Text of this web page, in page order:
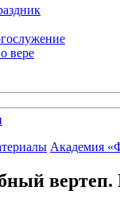
вере
Академия
вертеп.